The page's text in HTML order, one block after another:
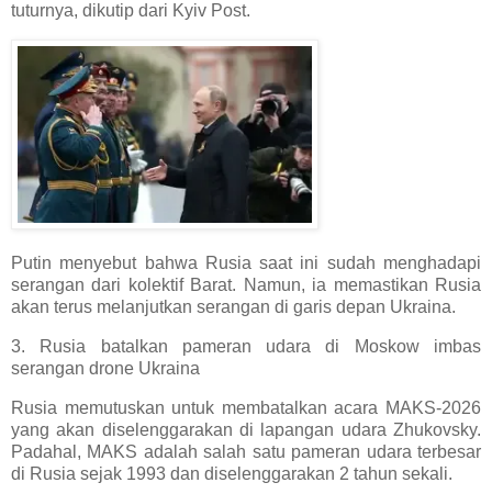
tuturnya, dikutip dari Kyiv Post.
Putin menyebut bahwa Rusia saat ini sudah menghadapi
serangan dari kolektif Barat. Namun, ia memastikan Rusia
akan terus melanjutkan serangan di garis depan Ukraina.
3. Rusia batalkan pameran udara di Moskow imbas
serangan drone Ukraina
Rusia memutuskan untuk membatalkan acara MAKS-2026
yang akan diselenggarakan di lapangan udara Zhukovsky.
Padahal, MAKS adalah salah satu pameran udara terbesar
di Rusia sejak 1993 dan diselenggarakan 2 tahun sekali.